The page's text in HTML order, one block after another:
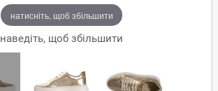
натисніть, щоб збільшити
наведіть, щоб збільшити